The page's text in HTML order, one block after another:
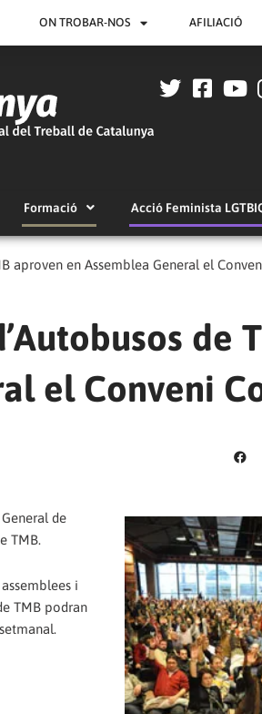
ON TROBAR-NOS AFILIACIÓ
Formació Acció Feminista
aproven en Assemblea General el
de
el Conveni
de
TMB.
i
TMB podran